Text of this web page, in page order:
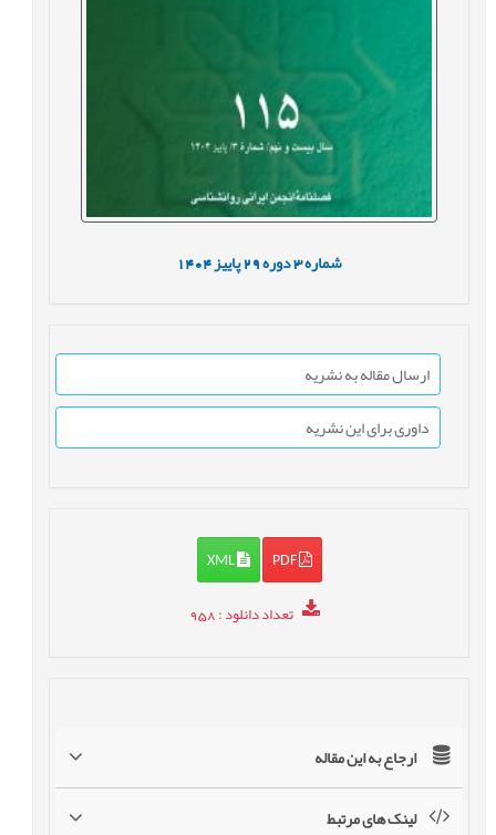
شماره3 دوره29 پاییز1404
ارسال مقاله به نشریه
داوری برای این نشریه
PDF
XML
تعداد دانلود: 958
ارجاع به این مقاله
لینک های مرتبط